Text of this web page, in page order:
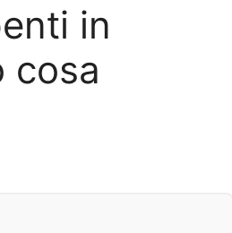
in
cosa